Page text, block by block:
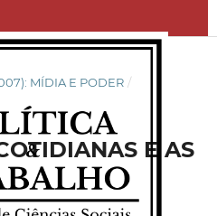
MÍDIA E PODER /
E AS